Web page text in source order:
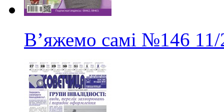
В’яжемо самі №146